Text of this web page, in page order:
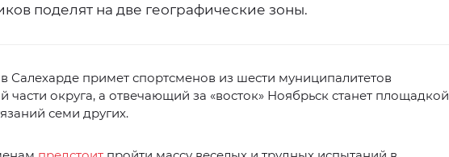
поделят на две географические зоны.
в Салехарде примет спортсменов из шести муниципалитетов
части округа, а отвечающий за «восток» Ноябрьск станет площадкой
семи других.